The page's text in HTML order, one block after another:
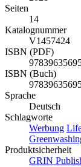
Seiten
14
Katalognummer
V1457424
ISBN (PDF)
ISBN (Buch)
Sprache
Deutsch
Schlagworte
Werbung
Produktsicherheit
GRIN